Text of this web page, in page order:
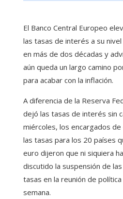
El Banco Central Europeo
las tasas de interés a su
en más de dos décadas y
aún queda un largo camino
para acabar con la inflación.
A diferencia de la Reserva
dejó las tasas de interés sin
miércoles, los encargados
las tasas para los 20 países
euro dijeron que ni siquiera
discutido la suspensión de
tasas en la reunión de
semana.